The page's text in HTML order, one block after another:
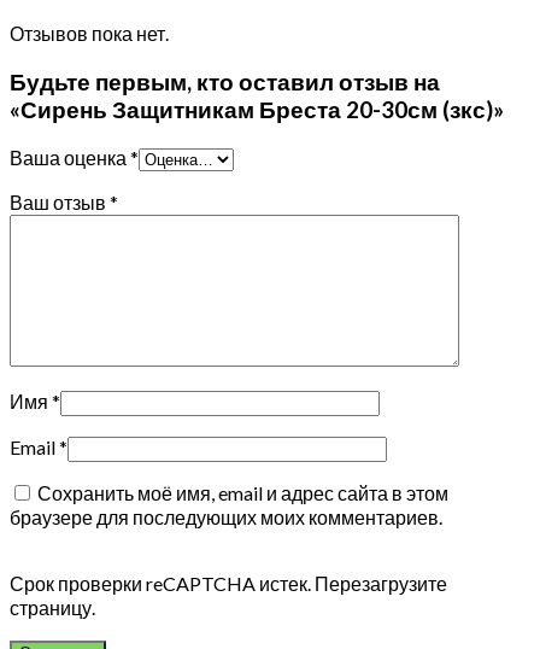
Отзывов пока нет.
Будьте первым, кто оставил отзыв на
«Сирень Защитникам Бреста 20-30см (зкс)»
Ваша оценка *
Ваш отзыв *
Имя *
Email*
Сохранить моё имя, email и адрес сайта в этом
браузере для последующих моих комментариев.
Срок проверки reCAPTCHA истек. Перезагрузите
страницу.